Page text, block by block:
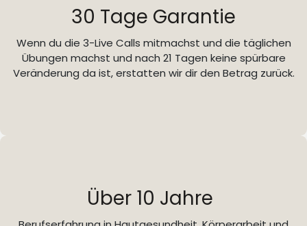
30 Tage Garantie
Wenn du die 3-Live Calls mitmachst und die täglichen
Übungen machst und nach 21 Tagen keine spürbare
Veränderung da ist, erstatten wir dir den Betrag zurück.
Über 10 Jahre